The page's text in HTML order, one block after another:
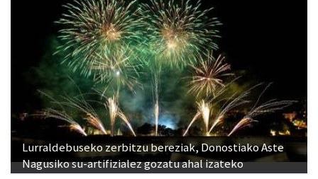
Lurraldebuseko zerbitzu bereziak, Donostiako Aste
Nagusiko su-artifizialez gozatu ahal izateko